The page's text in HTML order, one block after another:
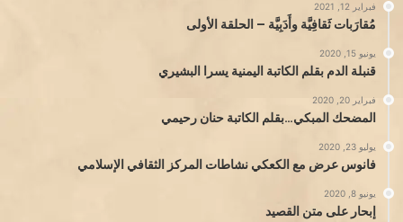
فبراير 12, 2021
مُقارَبات ثَقافِيَّة وأَدَبِيَّة – الحلقة الأولى
يونيو 15, 2020
قنبلة الدم بقلم الكاتبة اليمنية يسرا البشيري
فبراير 20, 2020
المضحك المبكي…بقلم الكاتبة حنان رحيمي
يوليو 23, 2020
فانوس عرض مع الكعكي نشاطات المركز الثقافي الإسلامي
يونيو 8, 2020
إبحار على متن القصيد